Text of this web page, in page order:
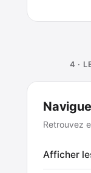
4 ·
Retrouvez
Afficher